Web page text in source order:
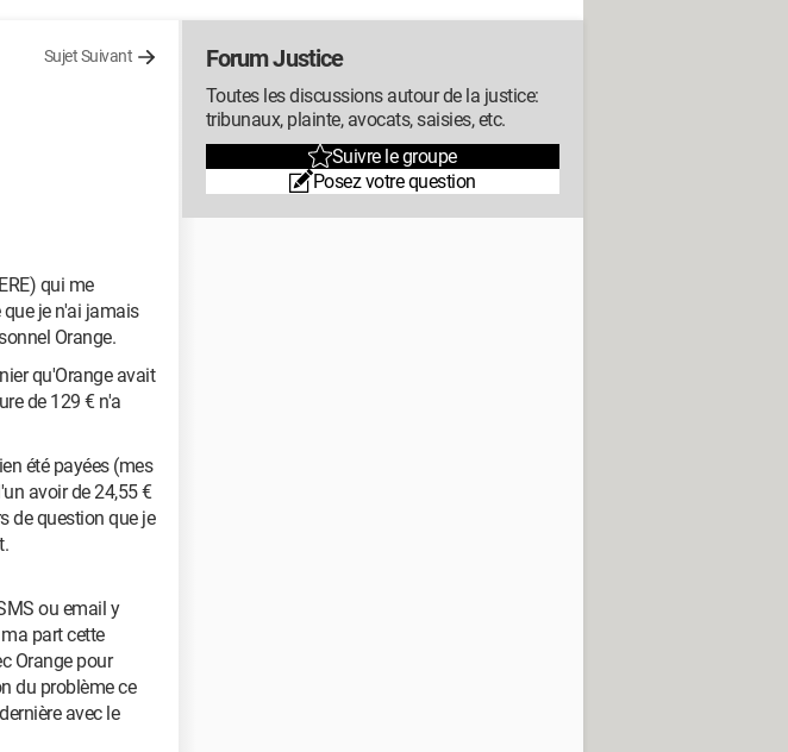
Sujet Suivant
qui me
je n'ai jamais
Orange.
qu'Orange avait
de 129 € n'a
été payées (mes
avoir de 24,55 €
de question que je
ou email y
part cette
Orange pour
du problème ce
avec le
Forum Justice
Toutes les discussions autour de la justice:
tribunaux, plainte, avocats, saisies, etc.
Suivre le groupe
Posez votre question